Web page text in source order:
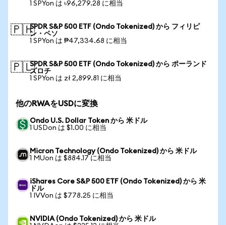
1 SPYon は ৳96,279.28 に相当
🇵🇭SPDR S&P 500 ETF (Ondo Tokenized) から フィリピ
ン・ペソ
1 SPYon は ₱47,334.68 に相当
🇵🇱SPDR S&P 500 ETF (Ondo Tokenized) から ポーランド
ズロチ
1 SPYon は zł 2,899.81 に相当
他のRWAをUSDに変換
Ondo U.S. Dollar Token から 米ドル
1 USDon は $1.00 に相当
Micron Technology (Ondo Tokenized) から 米ドル
1 MUon は $884.17 に相当
iShares Core S&P 500 ETF (Ondo Tokenized) から 米
ドル
1 IVVon は $778.25 に相当
NVIDIA (Ondo Tokenized) から 米ドル